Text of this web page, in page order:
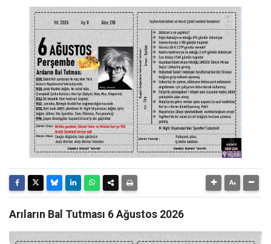
Arıların Bal Tutması 6 Ağustos 2026